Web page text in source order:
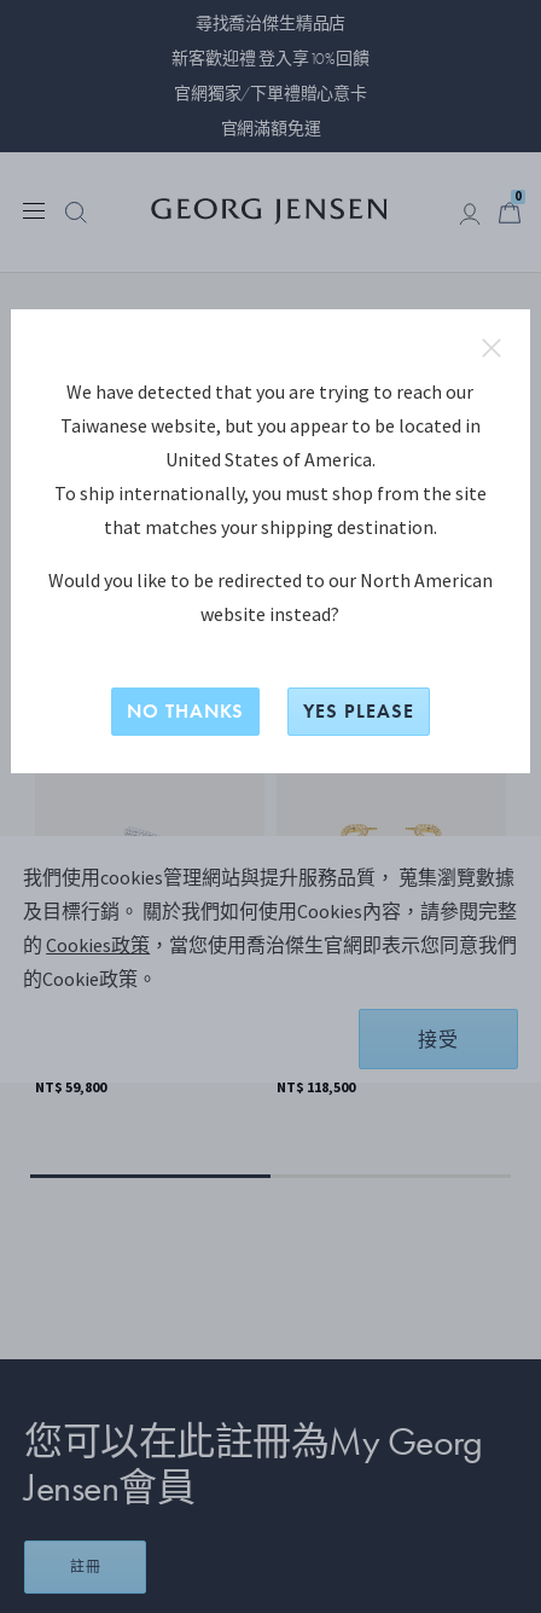
尋找喬治傑生精品店
新客歡迎禮 登入享10%回饋
官網獨家/下單禮贈心意卡
官網滿額免運
0
此頁面出現錯
使用...
不便尚請諒解。
如何繼續:
返回您所在之上一頁面
前往首頁
NT$ 59,800
NT$ 118,500
您可以在此註冊為My Georg
Jensen會員
註冊
我們使用cookies管理網站與提升服務品質， 蒐集瀏覽數據
及目標行銷。 關於我們如何使用Cookies內容，請參閱完整
的Cookies政策 ，當您使用喬治傑生官網即表示您同意我們
的Cookie政策。
接受
We have detected that you are trying to reach our
Taiwanese website, but you appear to be located in
United States of America.
To ship internationally, you must shop from the site
that matches your shipping destination.
Would you like to be redirected to our North American
website instead?
NO THANKS YES PLEASE